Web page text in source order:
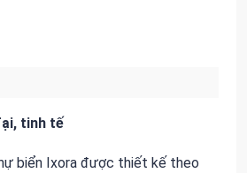
tinh tế
biển Ixora được thiết kế theo